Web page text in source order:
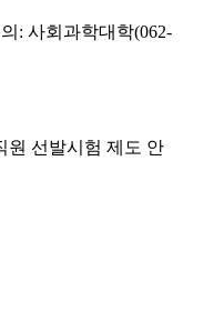
: 사회과학대학(062-
원 선발시험 제도 안